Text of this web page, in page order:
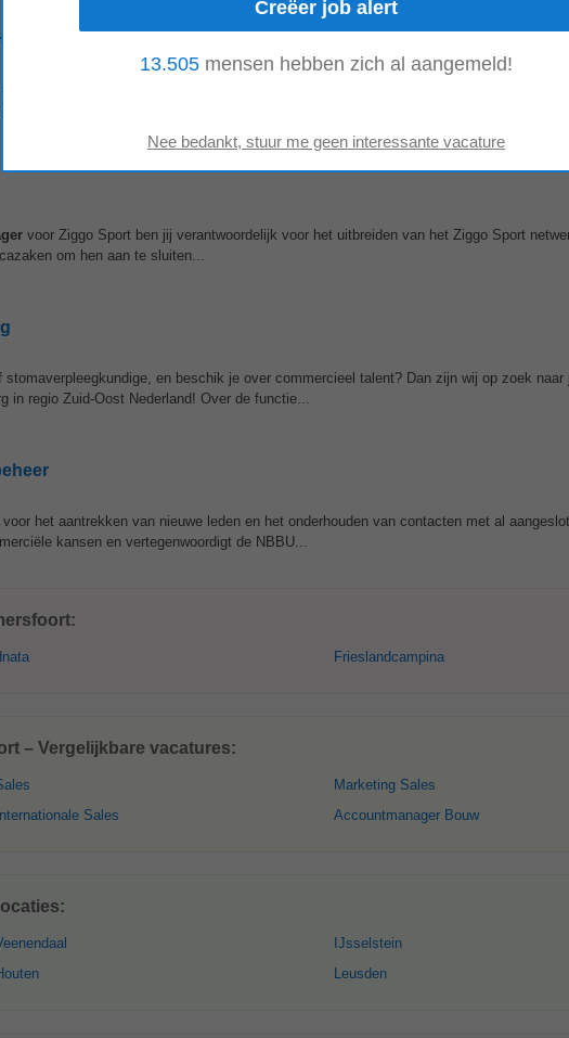
ultieme functie voor jou! Wij komen graag in contact met ambitieuze en enthousiaste
ga je zorgen voor groei en het verder...
voor Ziggo Sport ben jij verantwoordelijk voor het uitbreiden van het Ziggo Sport
om hen aan te sluiten...
en beschik je over commercieel talent? Dan zijn wij op zoek naar
in regio Zuid-Oost Nederland! Over de functie...
het aantrekken van nieuwe leden en het onderhouden van contacten met al
kansen en vertegenwoordigt de NBBU...
Frieslandcampina
– Vergelijkbare vacatures:
Internationale Sales
Marketing Sales
Accountmanager Bouw
IJsselstein
Leusden
13.505 mensen hebben zich al aangemeld!